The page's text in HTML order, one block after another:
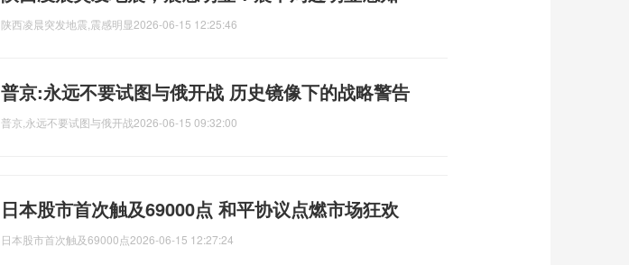
陕西凌晨突发地震,震感明显2026-06-15 12:25:46
普京:永远不要试图与俄开战 历史镜像下的战略警告
普京,永远不要试图与俄开战2026-06-15 09:32:00
日本股市首次触及69000点 和平协议点燃市场狂欢
日本股市首次触及69000点2026-06-15 12:27:24